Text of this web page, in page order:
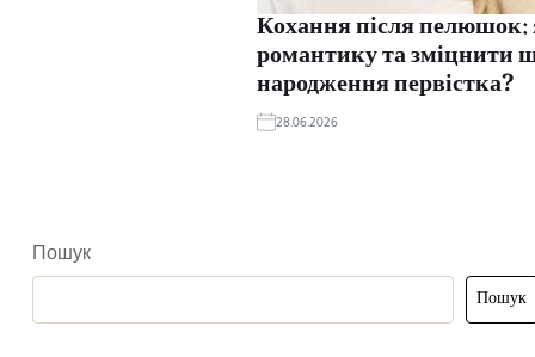
Кохання після пелюшок:
романтику та зміцнити
народження первістка?
28.06.2026
Пошук
Пошук